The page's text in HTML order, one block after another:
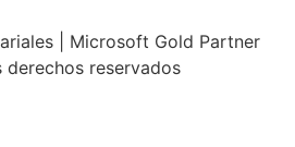
| Microsoft Gold Partner
derechos reservados